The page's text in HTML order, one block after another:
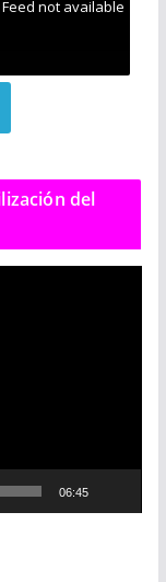
Feed not available
del
06:45